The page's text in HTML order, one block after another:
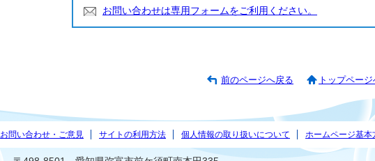
お問い合わせは専用フォームをご利用ください。
前のページへ戻る
トップペー
お問い合わせ・ご意見 サイトの利用方法 個人情報の取り扱いについて ホームページ基本